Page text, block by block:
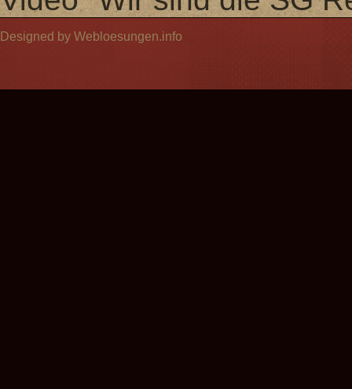
Designed by Webloesungen.info